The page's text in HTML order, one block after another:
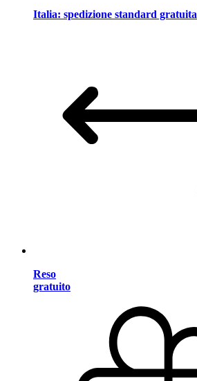
Italia: spedizione standard gratuita
Reso
gratuito